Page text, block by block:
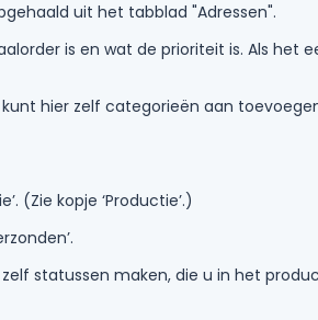
uit het tabblad "Adressen".
is en wat de prioriteit is. Als het
hier zelf categorieën aan
(Zie kopje ‘Productie’.)
zelf statussen maken, die u in het